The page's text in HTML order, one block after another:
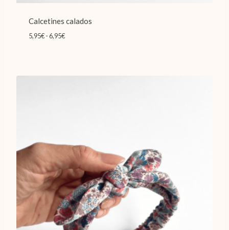
Calcetines calados
5,95€ -6,95€Rango
5,95€